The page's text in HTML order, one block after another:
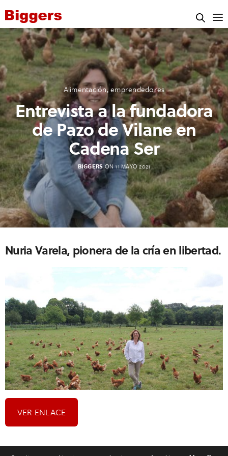
Alimentación,emprendedores
Entrevista a la fundadora
de Pazo de Vilane en
Cadena Ser
BIGGERSON 11 MAYO 2021
Nuria Varela, pionera de la cría en libertad.
VER ENLACE